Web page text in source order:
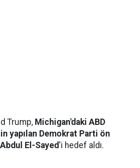
Trump, Michigan'daki ABD
yapılan Demokrat Parti ön
El-Sayed'i hedef aldı.